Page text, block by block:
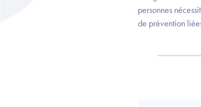
personnes
de prévention